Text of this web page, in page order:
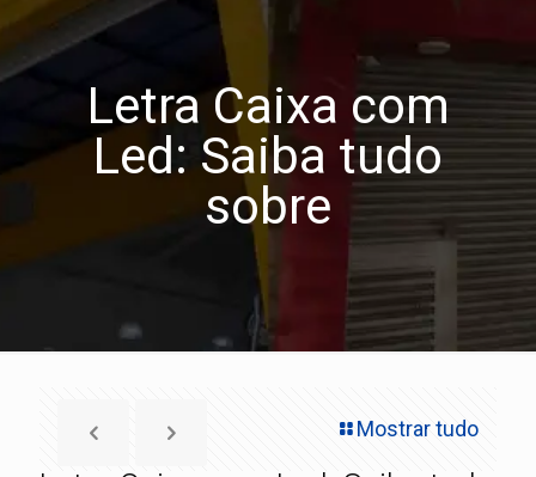
Letra Caixa com
Led: Saiba tudo
sobre
Mostrar tudo